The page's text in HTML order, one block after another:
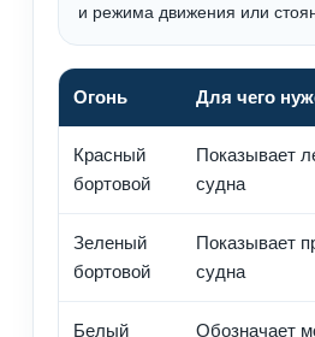
и режима движения или
Огонь Для чего
Красный
бортовой
Показывает
судна
Зеленый
бортовой
Показывает
судна
Белый
Обозначает